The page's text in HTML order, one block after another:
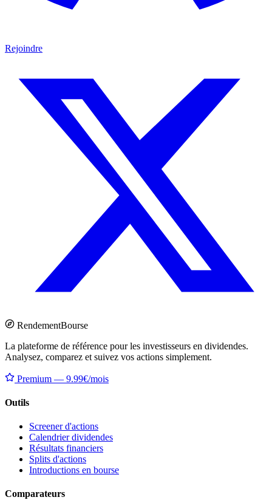
Rejoindre
RendementBourse
La plateforme de référence pour les investisseurs en dividendes.
Analysez, comparez et suivez vos actions simplement.
Premium — 9.99€/mois
Outils
Screener d'actions
Calendrier dividendes
Résultats financiers
Splits d'actions
Introductions en bourse
Comparateurs